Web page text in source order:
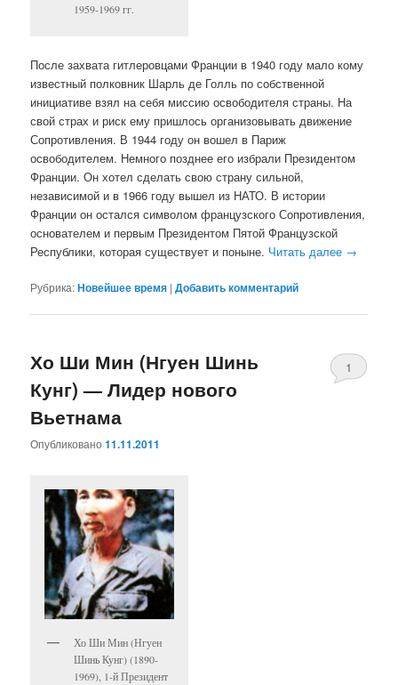
1959-1969 гг.
После захвата гитлеровцами Франции в 1940 году мало кому
известный полковник Шарль де Голль по собственной
инициативе взял на себя миссию освободителя страны. На
свой страх и риск ему пришлось организовывать движение
Сопротивления. В 1944 году он вошел в Париж
освободителем. Немного позднее его избрали Президентом
Франции. Он хотел сделать свою страну сильной,
независимой и в 1966 году вышел из НАТО. В истории
Франции он остался символом французского Сопротивления,
основателем и первым Президентом Пятой Французской
Республики, которая существует и поныне. Читать далее →
Рубрика:Новейшее время |Добавить комментарий
Хо Ши Мин (Нгуен Шинь
Кунг) — Лидер нового
Вьетнама
Опубликовано11.11.2011
1
Хо Ши Мин (Нгуен
Шинь Кунг) (1890-
1969), 1-й Президент